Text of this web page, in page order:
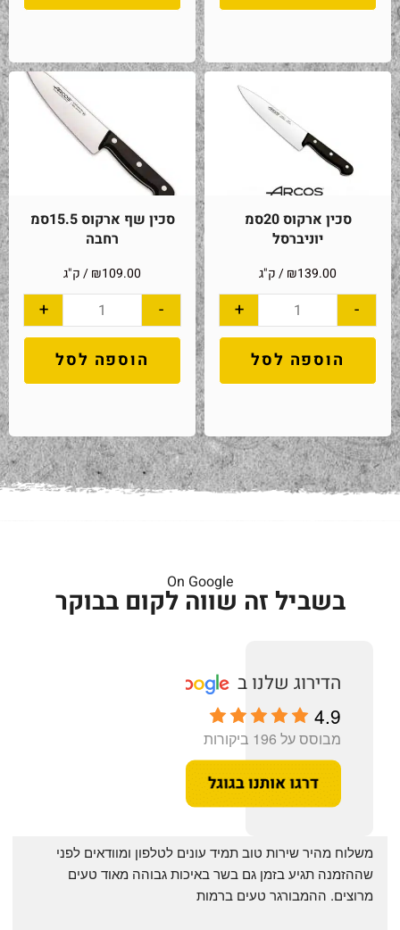
סכין ארקוס 20סמ
יוניברסל
₪139.00 / ק"ג
-
+
הוספה לסל
סכין שף ארקוס 15.5סמ
רחבה
₪109.00 / ק"ג
-
+
הוספה לסל
On Google
בשביל זה שווה לקום בבוקר
4.9
מבוסס על 196 ביקורות
מרוצים. ההמבורגר טעים ברמות